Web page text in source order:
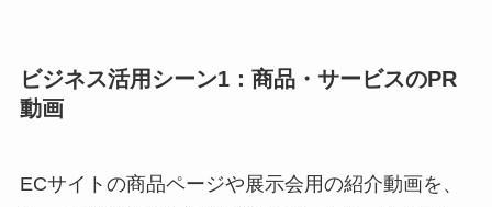
ビジネス活用シーン1：商品・サービスのPR
動画
ECサイトの商品ページや展示会用の紹介動画を、